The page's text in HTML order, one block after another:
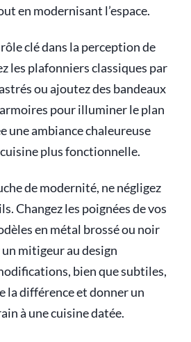
en modernisant l’espace.
rôle clé dans la perception de
les plafonniers classiques par
ou ajoutez des bandeaux
pour illuminer le plan
une ambiance chaleureuse
plus fonctionnelle.
de modernité, ne négligez
Changez les poignées de vos
en métal brossé ou noir
mitigeur au design
bien que subtiles,
la différence et donner un
à une cuisine datée.